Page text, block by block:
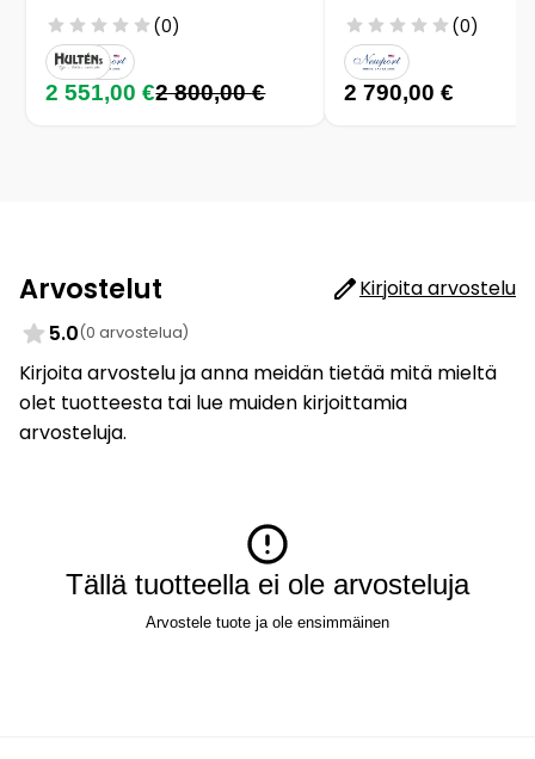
(0)
2 551,00 €2 800,00 €
(0)
2 790,00 €
Arvostelut
Kirjoita arvostelu
5.0(0 arvostelua)
Kirjoita arvostelu ja anna meidän tietää mitä mieltä
olet tuotteesta tai lue muiden kirjoittamia
arvosteluja.
Tällä tuotteella ei ole arvosteluja
Arvostele tuote ja ole ensimmäinen